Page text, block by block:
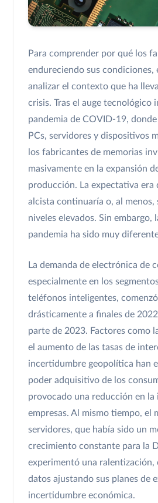
Para comprender por qué los
endureciendo sus condiciones,
analizar el contexto que ha
crisis. Tras el auge tecnológico
pandemia de COVID-19,
PCs, servidores y dispositivos
los fabricantes de memorias
masivamente en la expansión
producción. La expectativa era
alcista continuaría o, al menos,
niveles elevados. Sin embargo,
pandemia ha sido muy
La demanda de electrónica de
especialmente en los
teléfonos inteligentes,
drásticamente a finales de
parte de 2023. Factores como
el aumento de las tasas de
incertidumbre geopolítica han
poder adquisitivo de los
provocado una reducción en la
empresas. Al mismo tiempo, el
servidores, que había sido un
crecimiento constante para la
experimentó una ralentización,
datos ajustando sus planes de
incertidumbre económica.